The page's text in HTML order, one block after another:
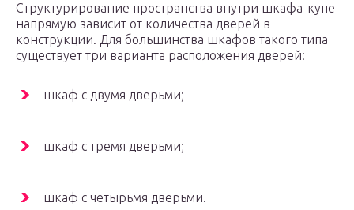
Структурирование пространства внутри шкафа-купе
напрямую зависит от количества дверей в
конструкции. Для большинства шкафов такого типа
существует три варианта расположения дверей:
шкаф с двумя дверьми;
шкаф с тремя дверьми;
шкаф с четырьмя дверьми.